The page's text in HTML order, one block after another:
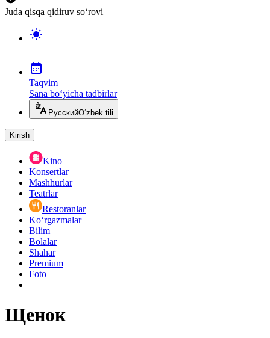
Juda qisqa qidiruv so‘rovi
Taqvim
Sana bo‘yicha tadbirlar
РусскийO‘zbek tili
Kirish
Kino
Konsertlar
Mashhurlar
Teatrlar
Restoranlar
Ko‘rgazmalar
Bilim
Bolalar
Shahar
Premium
Foto
Щенок